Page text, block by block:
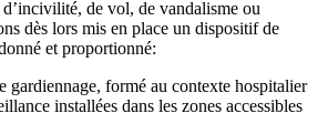
d’incivilité, de vol, de vandalisme ou
dès lors mis en place un dispositif de
et proportionné:
gardiennage, formé au contexte hospitalier
installées dans les zones accessibles